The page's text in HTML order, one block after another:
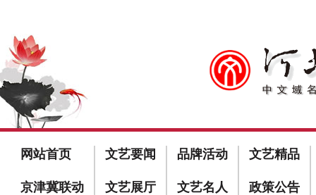
网站首页 文艺要闻 品牌活动 文艺精品
京津冀联动 文艺展厅 文艺名人 政策公告